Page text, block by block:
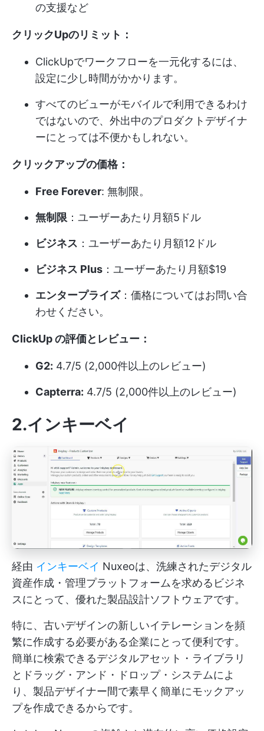
の支援など
クリックUpのリミット：
ClickUpでワークフローを一元化するには、
設定に少し時間がかかります。
すべてのビューがモバイルで利用できるわけ
ではないので、外出中のプロダクトデザイナ
ーにとっては不便かもしれない。
クリックアップの価格：
Free Forever: 無制限。
無制限 ：ユーザーあたり月額5ドル
ビジネス ：ユーザーあたり月額12ドル
ビジネス Plus ：ユーザーあたり月額$19
エンタープライズ：価格についてはお問い合
わせください。
ClickUp の評価とレビュー：
G2: 4.7/5 (2,000件以上のレビュー)
Capterra: 4.7/5 (2,000件以上のレビュー)
2.インキーベイ
経由 インキーベイ Nuxeoは、洗練されたデジタル
資産作成・管理プラットフォームを求めるビジネ
スにとって、優れた製品設計ソフトウェアです。
特に、古いデザインの新しいイテレーションを頻
繁に作成する必要がある企業にとって便利です。
簡単に検索できるデジタルアセット・ライブラリ
とドラッグ・アンド・ドロップ・システムによ
り、製品デザイナー間で素早く簡単にモックアッ
プを作成できるからです。